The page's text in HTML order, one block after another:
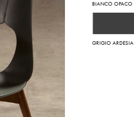
BIANCO OPACO
GRIGIO ARDESIA